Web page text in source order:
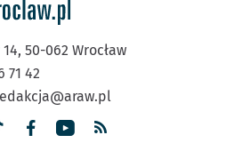
50-062 Wrocław
71 42